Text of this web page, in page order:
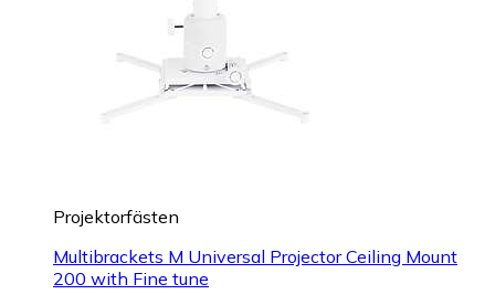
Projektorfästen
Multibrackets M Universal Projector Ceiling Mount
200 with Fine tune